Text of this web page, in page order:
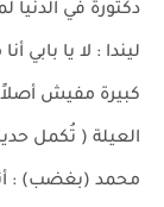
دكتورة في الدنيا
ليندا : لا يا بابي
كبيرة مفيش أصلاً
العيلة ( تُكمل
محمد (بغضب) :